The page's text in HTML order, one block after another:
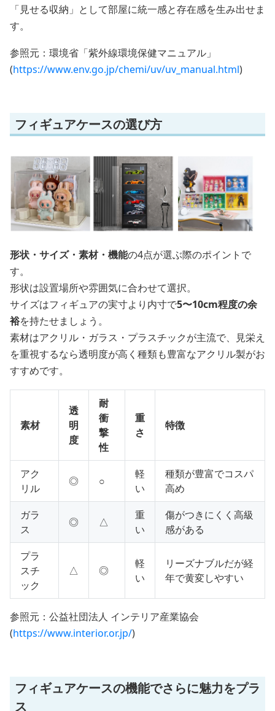
「見せる収納」として部屋に統一感と存在感を生み出せま
す。
参照元：環境省「紫外線環境保健マニュアル」
(https://www.env.go.jp/chemi/uv/uv_manual.html)
フィギュアケースの選び方
形状・サイズ・素材・機能の4点が選ぶ際のポイントで
す。
形状は設置場所や雰囲気に合わせて選択。
サイズはフィギュアの実寸より内寸で5〜10cm程度の余
裕を持たせましょう。
素材はアクリル・ガラス・プラスチックが主流で、見栄え
を重視するなら透明度が高く種類も豊富なアクリル製がお
すすめです。
素材
透
明
度
耐
衝
撃
性
重
さ
特徴
アク
リル
◎ ○
軽
い
種類が豊富でコスパ
高め
ガラ
ス
◎ △
重
い
傷がつきにくく高級
感がある
プラ
スチ
ック
△ ◎
軽
い
リーズナブルだが経
年で黄変しやすい
参照元：公益社団法人 インテリア産業協会
(https://www.interior.or.jp/)
フィギュアケースの機能でさらに魅力をプラ
ス